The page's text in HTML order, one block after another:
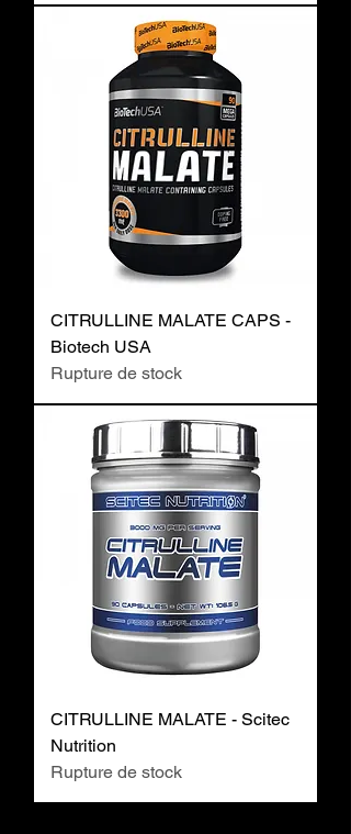
CITRULLINE MALATE CAPS -
Biotech USA
Rupture de stock
CITRULLINE MALATE - Scitec
Nutrition
Rupture de stock